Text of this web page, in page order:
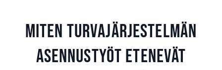
Miten turvajärjestelmän
asennustyöt etenevät